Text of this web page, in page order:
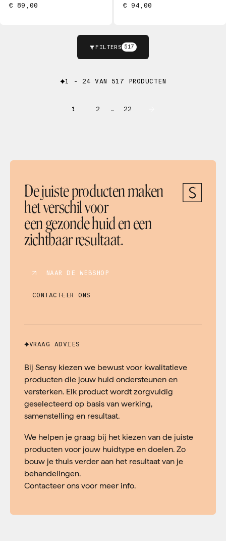
€ 89,00 € 94,00
FILTERS 517
1 - 24 VAN 517 PRODUCTEN
1 2 … 22
De juiste producten maken
het verschil voor
een gezonde huid en een
zichtbaar resultaat.
NAAR DE WEBSHOP
CONTACTEER ONS
VRAAG ADVIES
Bij Sensy kiezen we bewust voor kwalitatieve
producten die jouw huid ondersteunen en
versterken. Elk product wordt zorgvuldig
geselecteerd op basis van werking,
samenstelling en resultaat.
We helpen je graag bij het kiezen van de juiste
producten voor jouw huidtype en doelen. Zo
bouw je thuis verder aan het resultaat van je
behandelingen.
Contacteer ons voor meer info.